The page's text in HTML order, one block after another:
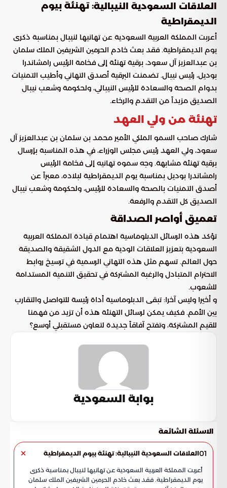
العلاقات السعودية النيبالية: تهنئة بيوم
الديمقراطية
أعربت المملكة العربية السعودية عن تهانيها لنيبال بمناسبة ذكرى
يوم الديمقراطية. فقد بعث خادم الحرمين الشريفين الملك سلمان
بن عبدالعزيز آل سعود، برقية تهنئة إلى فخامة الرئيس رامشاندرا
بوديل، رئيس نيبال. تضمنت البرقية أصدق التهاني وأطيب التمنيات
بدوام الصحة والسعادة للرئيس النيبالي، ولحكومة وشعب نيبال
الصديق مزيداً من التقدم والرخاء.
تهنئة من ولي العهد
شارك صاحب السمو الملكي الأمير محمد بن سلمان بن عبدالعزيز آل
سعود، ولي العهد رئيس مجلس الوزراء، في هذه المناسبة بإرسال
برقية تهنئة مشابهة. وجه سموه تهانيه إلى فخامة الرئيس
رامشاندرا بوديل بمناسبة يوم الديمقراطية لبلاده، معبراً عن
أصدق التمنيات بالصحة والسعادة للرئيس، ولحكومة وشعب نيبال
الصديق كل التقدم والرفعة.
تعميق أواصر الصداقة
تؤكد هذه الرسائل الدبلوماسية اهتمام قيادة المملكة العربية
السعودية بتعزيز العلاقات الودية مع الدول الشقيقة والصديقة
حول العالم. تسهم مثل هذه التهاني الرسمية في ترسيخ روابط
الاحترام المتبادل والرغبة المشتركة في تحقيق التنمية المستدامة
للشعوب.
و أخيرا وليس آخرا: تبقى الدبلوماسية أداة رئيسة للتواصل والتقارب
بين الأمم. فكيف يمكن لرسائل التهنئة هذه أن تزيد من فهمنا
للقيم المشتركة، وتفتح آفاقاً جديدة لتعاون مستقبلي أوسع؟
بوابة السعودية
الاسئلة الشائعة
01العلاقات السعودية النيبالية: تهنئة بيوم الديمقراطية
أعربت المملكة العربية السعودية عن تهانيها لنيبال بمناسبة ذكرى
يوم الديمقراطية. فقد بعث خادم الحرمين الشريفين الملك سلمان